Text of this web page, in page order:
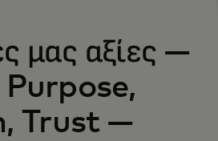
μας αξίες —
Purpose,
Trust —